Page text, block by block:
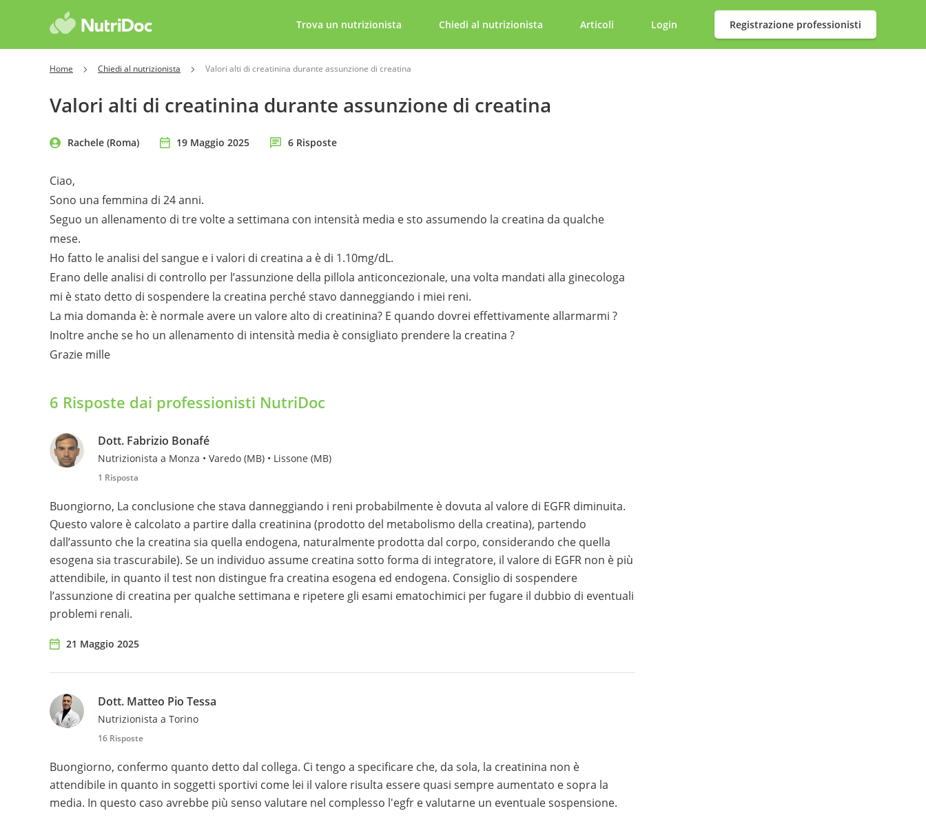
Trova un nutrizionista Chiedi al nutrizionista Articoli Login Registrazione professionisti
Home Chiedi al nutrizionista Valori alti di creatinina durante assunzione di creatina
Valori alti di creatinina durante assunzione di creatina
Rachele (Roma) 19 Maggio 2025 6 Risposte
Ciao,
Sono una femmina di 24 anni.
Seguo un allenamento di tre volte a settimana con intensità media e sto assumendo la creatina da qualche
mese.
Ho fatto le analisi del sangue e i valori di creatina a è di 1.10mg/dL.
Erano delle analisi di controllo per l’assunzione della pillola anticoncezionale, una volta mandati alla ginecologa
mi è stato detto di sospendere la creatina perché stavo danneggiando i miei reni.
La mia domanda è: è normale avere un valore alto di creatinina? E quando dovrei effettivamente allarmarmi ?
Inoltre anche se ho un allenamento di intensità media è consigliato prendere la creatina ?
Grazie mille
6 Risposte dai professionisti NutriDoc
Dott. Fabrizio Bonafé
Nutrizionista a Monza • Varedo (MB) • Lissone (MB)
1 Risposta
Buongiorno, La conclusione che stava danneggiando i reni probabilmente è dovuta al valore di EGFR diminuita.
Questo valore è calcolato a partire dalla creatinina (prodotto del metabolismo della creatina), partendo
dall’assunto che la creatina sia quella endogena, naturalmente prodotta dal corpo, considerando che quella
esogena sia trascurabile). Se un individuo assume creatina sotto forma di integratore, il valore di EGFR non è più
attendibile, in quanto il test non distingue fra creatina esogena ed endogena. Consiglio di sospendere
l’assunzione di creatina per qualche settimana e ripetere gli esami ematochimici per fugare il dubbio di eventuali
problemi renali.
21 Maggio 2025
Dott. Matteo Pio Tessa
Nutrizionista a Torino
16 Risposte
Buongiorno, confermo quanto detto dal collega. Ci tengo a specificare che, da sola, la creatinina non è
attendibile in quanto in soggetti sportivi come lei il valore risulta essere quasi sempre aumentato e sopra la
media. In questo caso avrebbe più senso valutare nel complesso l'egfr e valutarne un eventuale sospensione.